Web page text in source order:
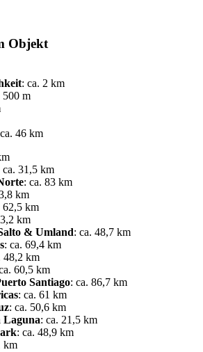
Objekt
: ca. 2 km
500 m
ca. 46 km
ca. 31,5 km
: ca. 83 km
km
62,5 km
km
& Umland: ca. 48,7 km
: ca. 69,4 km
48,2 km
60,5 km
Santiago: ca. 86,7 km
: ca. 61 km
: ca. 50,6 km
Laguna: ca. 21,5 km
: ca. 48,9 km
km